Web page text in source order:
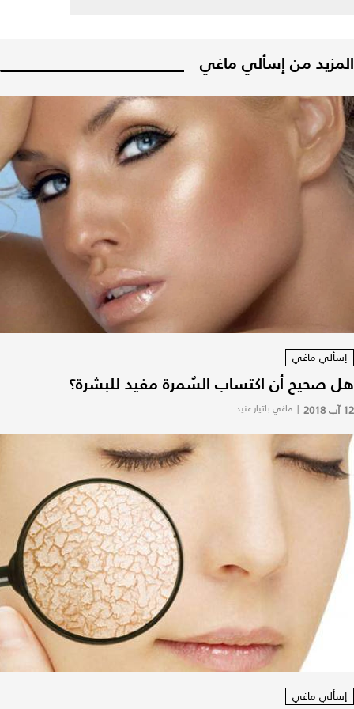
المزيد من إسألي ماغي
إسألي ماغي
هل صحيح أن اكتساب السُمرة مفيد للبشرة؟
12 آب 2018 | ماغي باتيار عنيد
إسألي ماغي